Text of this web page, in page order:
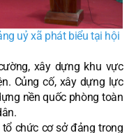
uỷ xã phát biểu tại hội
xây dựng khu vực
Củng cố, xây dựng lực
nền quốc phòng toàn
chức cơ sở đảng trong